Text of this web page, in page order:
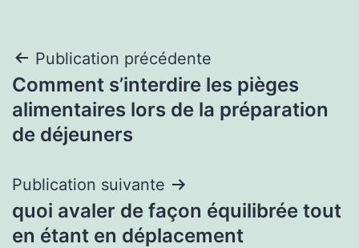
Navigation
de
l’article
Publication précédente
Comment s’interdire les pièges
alimentaires lors de la préparation
de déjeuners
Publication suivante
quoi avaler de façon équilibrée tout
en étant en déplacement